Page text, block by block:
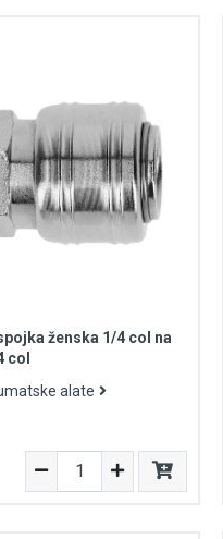
ženska 1/4 col na
col
alate